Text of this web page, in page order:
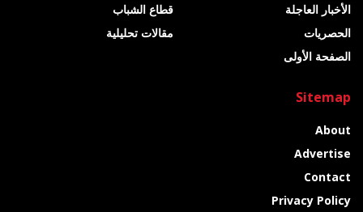
الأخبار العاجلة
الحصريات
الصفحة الأولى
قطاع الشباب
مقالات تحليلية
Sitemap
About
Advertise
Contact
Privacy Policy